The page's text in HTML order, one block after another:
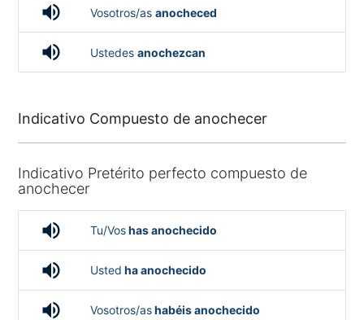
volume_up Vosotros/as anocheced
volume_up Ustedes anochezcan
Indicativo Compuesto de anochecer
Indicativo Pretérito perfecto compuesto de
anochecer
volume_up Tu/Voshas anochecido
volume_up Usted ha anochecido
volume_up Vosotros/ashabéis anochecido